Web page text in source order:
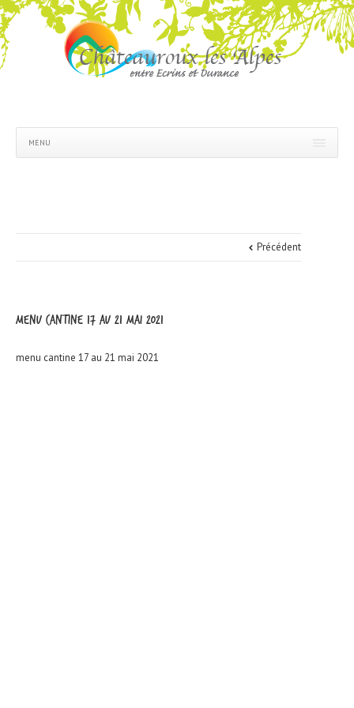
MENU
Précédent
menu cantine 17 au 21 mai 2021
menu cantine 17 au 21 mai 2021